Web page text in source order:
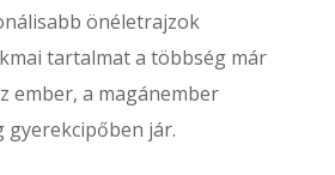
önéletrajzok
tartalmat a többség már
ember, a magánember
gyerekcipőben jár.